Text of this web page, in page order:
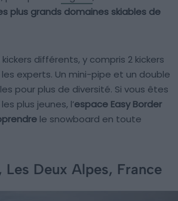
plus grands domaines skiables de
différents, y compris 2 kickers
les experts. Un mini-pipe et un double
pour plus de diversité. Si vous êtes
plus jeunes, l’espace Easy Border
le snowboard en toute
Les Deux Alpes, France